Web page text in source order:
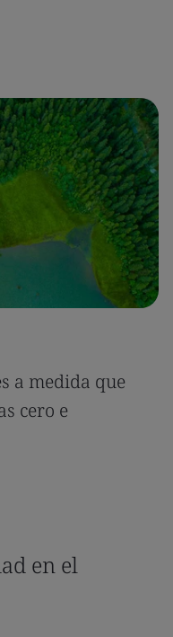
a medida que
cero e
en el